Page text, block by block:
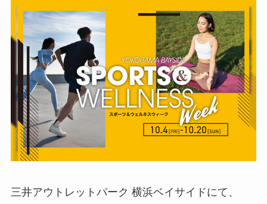
三井アウトレットパーク 横浜ベイサイドにて、